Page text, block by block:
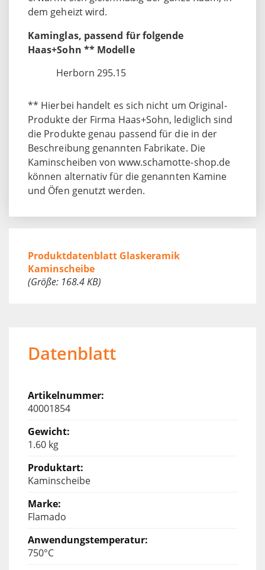
dem geheizt wird.
Kaminglas, passend für folgende
Haas+Sohn ** Modelle
Herborn 295.15
** Hierbei handelt es sich nicht um Original-
Produkte der Firma Haas+Sohn, lediglich sind
die Produkte genau passend für die in der
Beschreibung genannten Fabrikate. Die
Kaminscheiben von www.schamotte-shop.de
können alternativ für die genannten Kamine
und Öfen genutzt werden.
Produktdatenblatt Glaskeramik
Kaminscheibe
(Größe: 168.4 KB)
Datenblatt
40001854
1.60 kg
Kaminscheibe
Flamado
750°C